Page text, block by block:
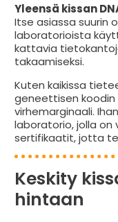
Yleensä kissan
Itse asiassa suurin
laboratorioista
kattavia
takaamiseksi.
Kuten kaikissa
geneettisen koodin
virhemarginaali.
laboratorio, jolla on
sertifikaatit, jotta
Keskity
hintaan